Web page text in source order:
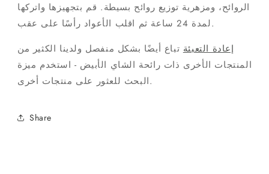
الروائح، ومزهرية توزيع روائح بسيطة. قم بتجهيزها واتركها
لمدة 24 ساعة ثم اقلب الأعواد رأسًا على عقب.
إعادة التعبئة تباع أيضًا بشكل منفصل ولدينا الكثير من
المنتجات الأخرى ذات رائحة الشاي الأبيض - استخدم ميزة
البحث للعثور على منتجات أخرى.
Share